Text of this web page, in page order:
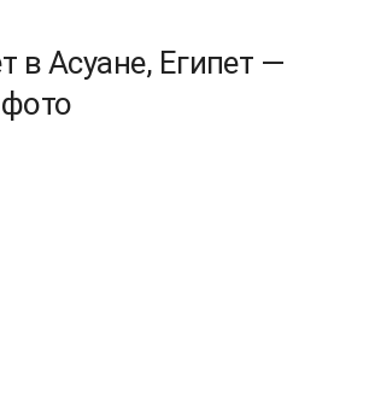
в Асуане, Египет —